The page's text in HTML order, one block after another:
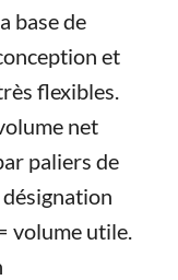
base de
et
flexibles.
net
paliers de
volume utile.